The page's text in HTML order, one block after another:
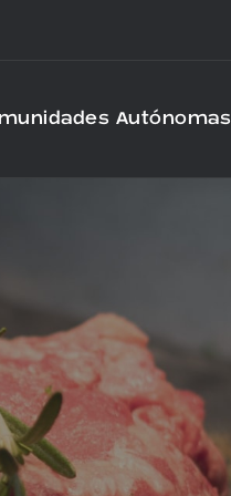
Autónomas